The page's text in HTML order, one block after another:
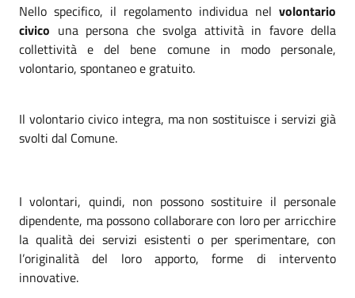
Nello specifico, il regolamento individua nel volontario
civico una persona che svolga attività in favore della
collettività e del bene comune in modo personale,
volontario, spontaneo e gratuito.
Il volontario civico integra, ma non sostituisce i servizi già
svolti dal Comune.
I volontari, quindi, non possono sostituire il personale
dipendente, ma possono collaborare con loro per arricchire
la qualità dei servizi esistenti o per sperimentare, con
l’originalità del loro apporto, forme di intervento
innovative.